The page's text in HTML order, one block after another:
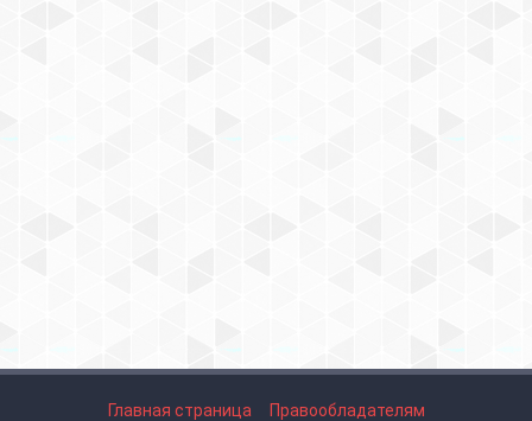
Главная страница Правообладателям